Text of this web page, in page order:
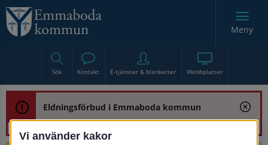
Sök Kontakt E-tjänster & blanketter Webbplatser
Meny
Eldningsförbud i Emmaboda kommun
Vi använder kakor